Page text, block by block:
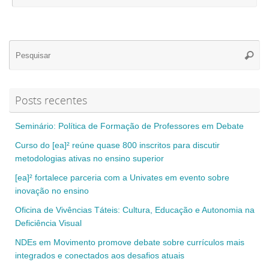
Posts recentes
Seminário: Política de Formação de Professores em Debate
Curso do [ea]² reúne quase 800 inscritos para discutir
metodologias ativas no ensino superior
[ea]² fortalece parceria com a Univates em evento sobre
inovação no ensino
Oficina de Vivências Táteis: Cultura, Educação e Autonomia na
Deficiência Visual
NDEs em Movimento promove debate sobre currículos mais
integrados e conectados aos desafios atuais